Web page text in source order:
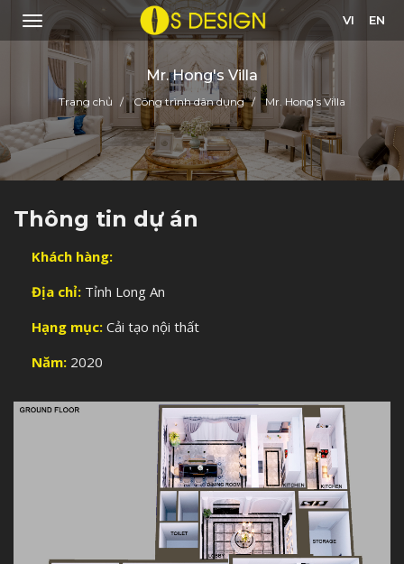
VI EN
Mr. Hong's Villa
Trang chủ Công trình dân dụng Mr. Hong's Villa
Thông tin dự án
Khách hàng:
Địa chỉ: Tỉnh Long An
Hạng mục: Cải tạo nội thất
Năm: 2020